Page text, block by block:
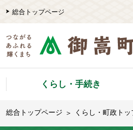
総合トップページ
くらし・手続き
総合トップページ くらし・町政トッ